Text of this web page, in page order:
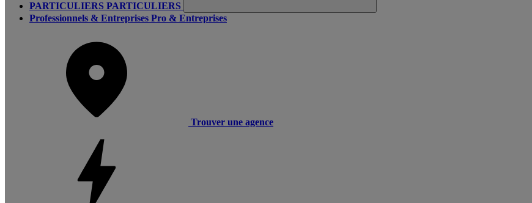
PARTICULIERS PARTICULIERS
Professionnels & Entreprises Pro & Entreprises
Trouver une agence